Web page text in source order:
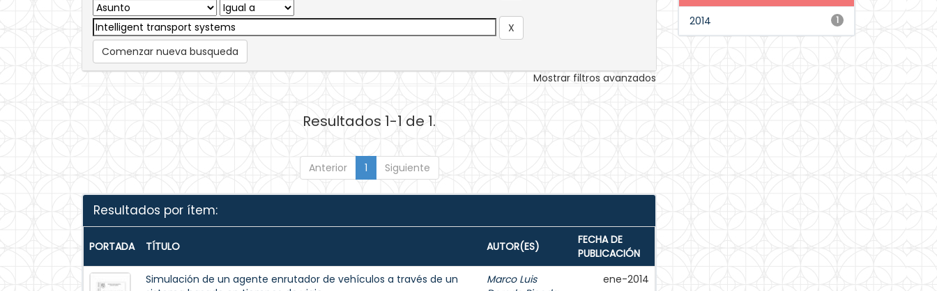
Comenzar nueva busqueda
Mostrar filtros avanzados
Resultados 1-1 de 1.
Anterior 1 Siguiente
Resultados por ítem:
PORTADA TÍTULO AUTOR(ES)
FECHA DE
PUBLICACIÓN
Simulación de un agente enrutador de vehículos a través de un
Marco Luis
ene-2014
1
2014